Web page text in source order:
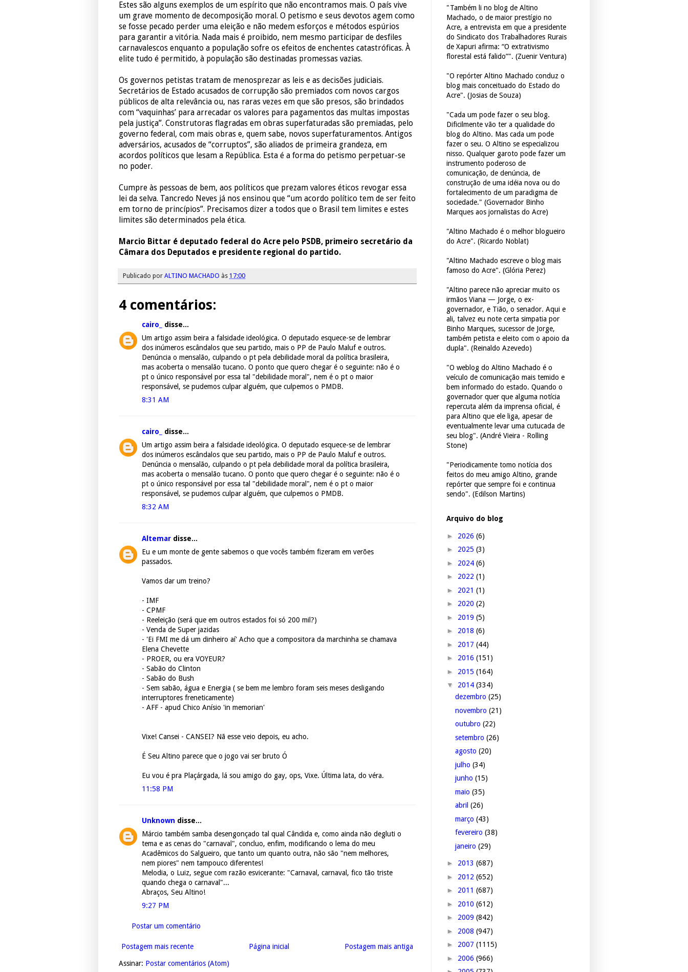
Estes são alguns exemplos de um espírito que não encontramos mais. O país vive
um grave momento de decomposição moral. O petismo e seus devotos agem como
se fosse pecado perder uma eleição e não medem esforços e métodos espúrios
para garantir a vitória. Nada mais é proibido, nem mesmo participar de desfiles
carnavalescos enquanto a população sofre os efeitos de enchentes catastróficas. À
elite tudo é permitido, à população são destinadas promessas vazias.
Os governos petistas tratam de menosprezar as leis e as decisões judiciais.
Secretários de Estado acusados de corrupção são premiados com novos cargos
públicos de alta relevância ou, nas raras vezes em que são presos, são brindados
com “vaquinhas’ para arrecadar os valores para pagamentos das multas impostas
pela justiça”. Construtoras flagradas em obras superfaturadas são premiadas, pelo
governo federal, com mais obras e, quem sabe, novos superfaturamentos. Antigos
adversários, acusados de “corruptos”, são aliados de primeira grandeza, em
acordos políticos que lesam a República. Esta é a forma do petismo perpetuar-se
no poder.
Cumpre às pessoas de bem, aos políticos que prezam valores éticos revogar essa
lei da selva. Tancredo Neves já nos ensinou que “um acordo político tem de ser feito
em torno de princípios”. Precisamos dizer a todos que o Brasil tem limites e estes
limites são determinados pela ética.
Marcio Bittar é deputado federal do Acre pelo PSDB, primeiro secretário da
Câmara dos Deputados e presidente regional do partido.
Publicado por ALTINO MACHADO às 17:00
4 comentários:
cairo_
disse...
Um artigo assim beira a falsidade ideológica. O deputado esquece-se de lembrar
dos inúmeros escândalos que seu partido, mais o PP de Paulo Maluf e outros.
Denúncia o mensalão, culpando o pt pela debilidade moral da política brasileira,
mas acoberta o mensalão tucano. O ponto que quero chegar é o seguinte: não é o
pt o único responsável por essa tal "debilidade moral", nem é o pt o maior
responsável, se pudemos culpar alguém, que culpemos o PMDB.
8:31 AM
cairo_
disse...
Um artigo assim beira a falsidade ideológica. O deputado esquece-se de lembrar
dos inúmeros escândalos que seu partido, mais o PP de Paulo Maluf e outros.
Denúncia o mensalão, culpando o pt pela debilidade moral da política brasileira,
mas acoberta o mensalão tucano. O ponto que quero chegar é o seguinte: não é o
pt o único responsável por essa tal "debilidade moral", nem é o pt o maior
responsável, se pudemos culpar alguém, que culpemos o PMDB.
8:32 AM
Altemar disse...
Eu e um monte de gente sabemos o que vocês também fizeram em verões
passados.
Vamos dar um treino?
- IMF
- CPMF
- Reeleição (será que em outros estados foi só 200 mil?)
- Venda de Super jazidas
- 'Ei FMI me dá um dinheiro aí' Acho que a compositora da marchinha se chamava
Elena Chevette
- PROER, ou era VOYEUR?
- Sabão do Clinton
- Sabão do Bush
- Sem sabão, água e Energia ( se bem me lembro foram seis meses desligando
interruptores freneticamente)
- AFF - apud Chico Anísio 'in memorian'
Vixe! Cansei - CANSEI? Nã esse veio depois, eu acho.
É Seu Altino parece que o jogo vai ser bruto Ó
Eu vou é pra Plaçárgada, lá sou amigo do gay, ops, Vixe. Última lata, do véra.
11:58 PM
Unknown disse...
Márcio também samba desengonçado tal qual Cândida e, como ainda não degluti o
tema e as cenas do "carnaval", concluo, enfim, modificando o lema do meu
Acadêmicos do Salgueiro, que tanto um quanto outra, não são "nem melhores,
nem piores" nem tampouco diferentes!
Melodia, o Luiz, segue com razão esvicerante: "Carnaval, carnaval, fico tão triste
quando chega o carnaval"...
Abraços, Seu Altino!
9:27 PM
Postar um comentário
Postagem mais recente Postagem mais antiga
Página inicial
Assinar: Postar comentários (Atom)
"Também li no blog de Altino
Machado, o de maior prestígio no
Acre, a entrevista em que a presidente
do Sindicato dos Trabalhadores Rurais
de Xapuri afirma: “O extrativismo
florestal está falido”". (Zuenir Ventura)
"O repórter Altino Machado conduz o
blog mais conceituado do Estado do
Acre". (Josias de Souza)
"Cada um pode fazer o seu blog.
Dificilmente vão ter a qualidade do
blog do Altino. Mas cada um pode
fazer o seu. O Altino se especializou
nisso. Qualquer garoto pode fazer um
instrumento poderoso de
comunicação, de denúncia, de
construção de uma idéia nova ou do
fortalecimento de um paradigma de
sociedade." (Governador Binho
Marques aos jornalistas do Acre)
"Altino Machado é o melhor blogueiro
do Acre". (Ricardo Noblat)
"Altino Machado escreve o blog mais
famoso do Acre". (Glória Perez)
"Altino parece não apreciar muito os
irmãos Viana — Jorge, o ex-
governador, e Tião, o senador. Aqui e
ali, talvez eu note certa simpatia por
Binho Marques, sucessor de Jorge,
também petista e eleito com o apoio da
dupla". (Reinaldo Azevedo)
"O weblog do Altino Machado é o
veículo de comunicação mais temido e
bem informado do estado. Quando o
governador quer que alguma notícia
repercuta além da imprensa oficial, é
para Altino que ele liga, apesar de
eventualmente levar uma cutucada de
seu blog". (André Vieira - Rolling
Stone)
"Periodicamente tomo notícia dos
feitos do meu amigo Altino, grande
repórter que sempre foi e continua
sendo". (Edilson Martins)
Arquivo do blog
► 2026 (6)
► 2025 (3)
► 2024 (6)
► 2022 (1)
► 2021 (1)
► 2020 (2)
► 2019 (5)
► 2018 (6)
► 2017 (44)
► 2016 (151)
► 2015 (164)
▼ 2014 (334)
dezembro (25)
novembro (21)
outubro (22)
setembro (26)
agosto (20)
julho (34)
junho (15)
maio (35)
abril (26)
março (43)
fevereiro (38)
janeiro (29)
► 2013 (687)
► 2012 (652)
► 2011 (687)
► 2010 (612)
► 2009 (842)
► 2008 (947)
► 2007 (1115)
► 2006 (966)